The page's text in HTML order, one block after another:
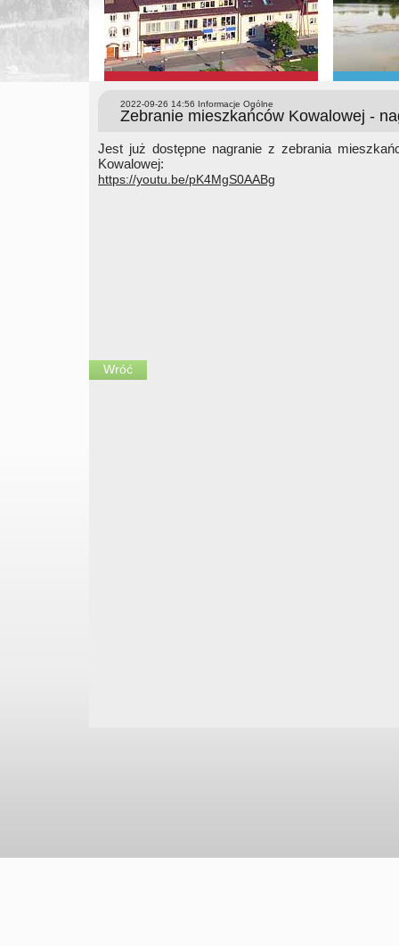
2022-09-26 14:56 Informacje Ogólne
Zebranie mieszkańców Kowalowej -
Jest już dostępne nagranie z zebrania
Kowalowej:
https://youtu.be/pK4MgS0AABg
Wróć